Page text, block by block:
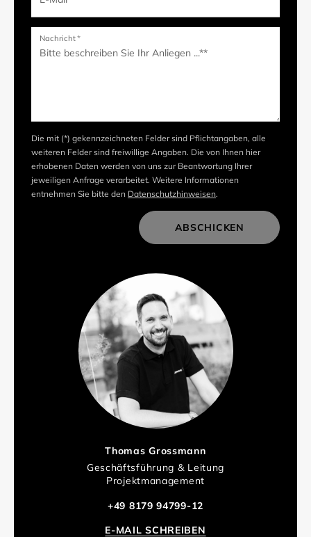
Thomas Grossmann
Geschäftsführung & Leitung
Projektmanagement
+49 8179 94799-12
E-MAIL SCHREIBEN
Nachricht*
Die mit (*) gekennzeichneten Felder sind Pflichtangaben, alle
weiteren Felder sind freiwillige Angaben. Die von Ihnen hier
erhobenen Daten werden von uns zur Beantwortung Ihrer
jeweiligen Anfrage verarbeitet. Weitere Informationen
entnehmen Sie bitte den Datenschutzhinweisen.
ABSCHICKEN